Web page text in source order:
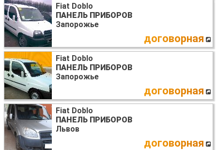
Fiat Doblo
ПАНЕЛЬ ПРИБОРОВ
Запорожье
договорная
Fiat Doblo
ПАНЕЛЬ ПРИБОРОВ
Запорожье
договорная
Fiat Doblo
ПАНЕЛЬ ПРИБОРОВ
Львов
договорная